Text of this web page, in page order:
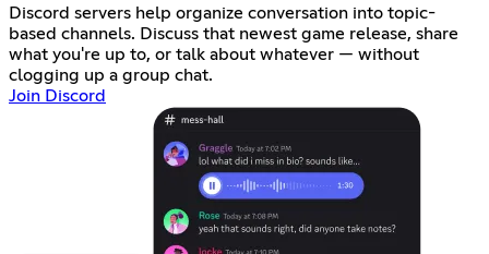
Discord servers help organize conversation into topic-
based channels. Discuss that newest game release, share
what you're up to, or talk about whatever — without
clogging up a group chat.
Join Discord